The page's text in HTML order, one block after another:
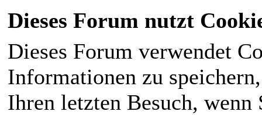
Dieses Forum nutzt
Dieses Forum verwendet
Informationen zu
Ihren letzten Besuch,